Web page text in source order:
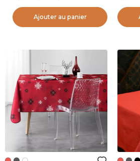
Ajouter au panier